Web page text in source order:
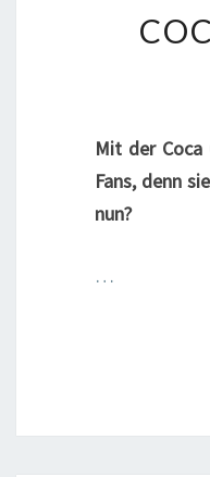
Mit der Coca
Fans, denn
nun?
…